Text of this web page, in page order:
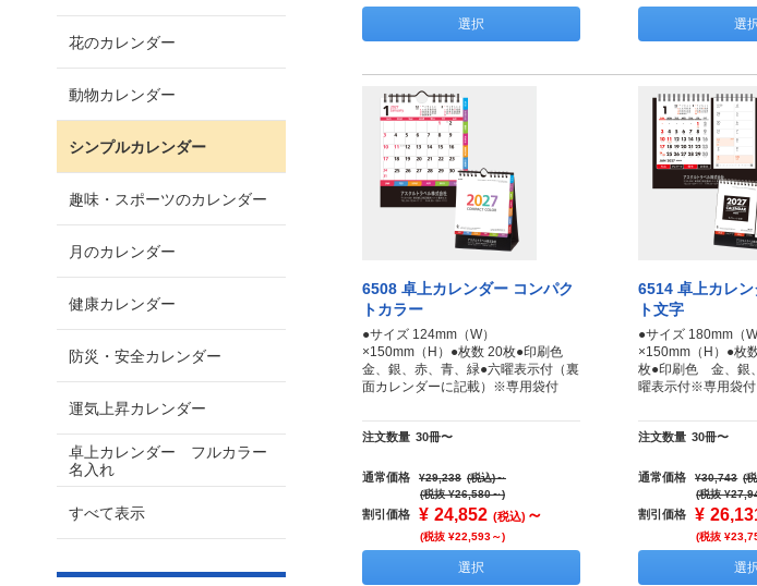
選択 選
6508 卓上カレンダー コンパク
トカラー
●サイズ 124mm（W）
×150mm（H）●枚数 20枚●印刷色
金、銀、赤、青、緑●六曜表示付（裏
面カレンダーに記載）※専用袋付
注文数量 30冊〜
通常価格 ¥29,238 (税込)～
(税抜 ¥26,580～)
割引価格 ¥ 24,852 (税込) ～
(税抜 ¥22,593～)
選択
6514 卓上カレ
ト文字
●サイズ 180mm（W
×150mm（H）●枚
枚●印刷色 金、銀
曜表示付※専用袋付
注文数量 30冊〜
通常価格 ¥30,743 (
(税抜
割引価格 ¥
(税抜
選
花のカレンダー
動物カレンダー
シンプルカレンダー
趣味・スポーツのカレンダー
月のカレンダー
健康カレンダー
防災・安全カレンダー
運気上昇カレンダー
卓上カレンダー フルカラー
名入れ
すべて表示